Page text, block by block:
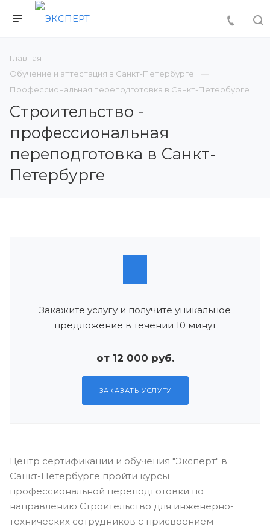
Главная
Обучение и аттестация в Санкт-Петербурге
Профессиональная переподготовка в Санкт-Петербурге
Строительство -
профессиональная
переподготовка в Санкт-
Петербурге
Закажите услугу и получите уникальное
предложение в течении 10 минут
от 12 000 руб.
ЗАКАЗАТЬ УСЛУГУ
Центр сертификации и обучения "Эксперт" в
Санкт-Петербурге пройти курсы
профессиональной переподготовки по
направлению Строительство для инженерно-
технических сотрудников с присвоением